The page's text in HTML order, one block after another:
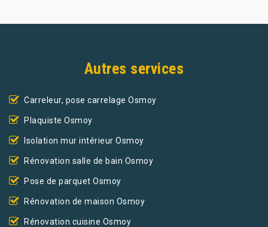
Autres services
Carreleur, pose carrelage Osmoy
Plaquiste Osmoy
Isolation mur intérieur Osmoy
Rénovation salle de bain Osmoy
Pose de parquet Osmoy
Rénovation de maison Osmoy
Rénovation cuisine Osmoy